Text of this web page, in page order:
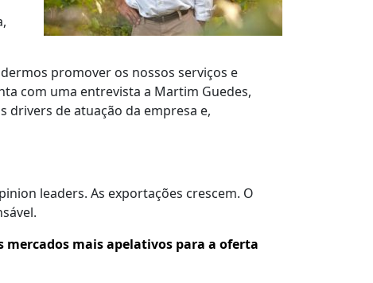
promover os nossos serviços e
com uma entrevista a Martim Guedes,
drivers de atuação da empresa e,
leaders. As exportações crescem. O
mais apelativos para a oferta